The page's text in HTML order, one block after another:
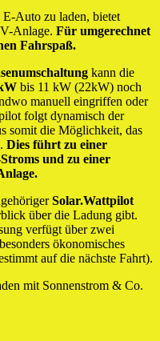
Auto zu laden, bietet
Anlage. Für umgerechnet
Fahrspaß.
kann die
bis 11 kW (22kW) noch
manuell eingriffen oder
folgt dynamisch der
somit die Möglichkeit, das
Dies führt zu einer
und zu einer
Solar.Wattpilot
über die Ladung gibt.
verfügt über zwei
ökonomisches
auf die nächste Fahrt).
mit Sonnenstrom & Co.